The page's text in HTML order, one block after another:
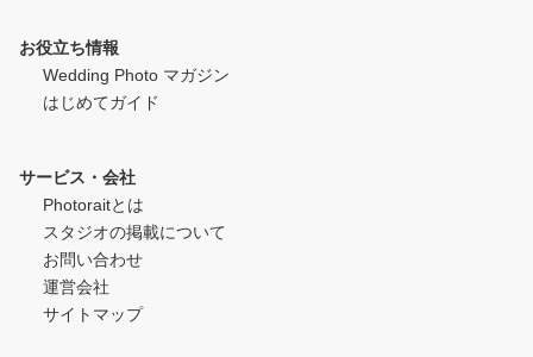
お役立ち情報
Wedding Photo マガジン
はじめてガイド
サービス・会社
Photoraitとは
スタジオの掲載について
お問い合わせ
運営会社
サイトマップ